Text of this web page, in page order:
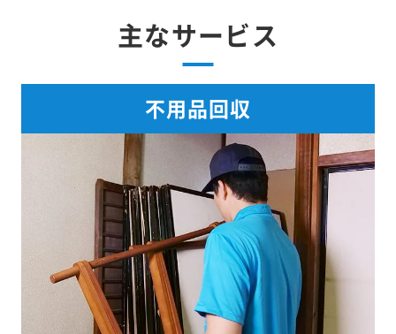
主なサービス
不用品回収